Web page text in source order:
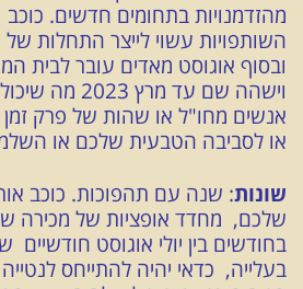
מהזדמנויות בתחומים חדשים.
השותפויות עשוי לייצר התחלות
ובסוף אוגוסט מאדים עובר לבית
וישהה שם עד
אנשים מחו"ל או שהות של פרק
או לסביבה הטבעית שלכם או
שונות: שנה עם תהפוכות. כוכב
שלכם, מחדד אופציות של מכירה
בחודשים בין יולי אוגוסט
בעלייה, כדאי יהיה להתייחס לנטייה